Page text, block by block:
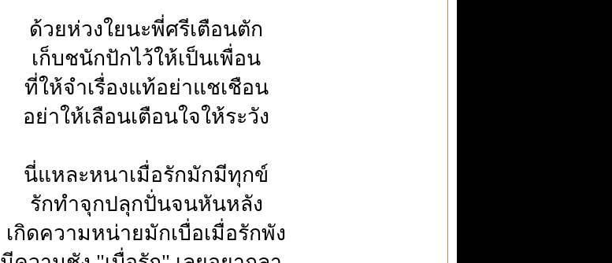
ด้วยห่วงใยนะพี่ศรีเตือนตัก
เก็บชนักปักไว้ให้เป็นเพื่อน
ที่ให้จำเรื่องแท้อย่าแชเชือน
อย่าให้เลือนเตือนใจให้ระวัง
นี่แหละหนาเมื่อรักมักมีทุกข์
รักทำจุกปลุกปั่นจนหันหลัง
เกิดความหน่ายมักเบื่อเมื่อรักพัง